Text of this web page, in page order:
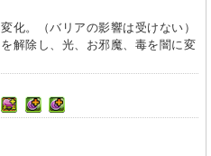
化。（バリアの影響は受けない）
解除し、光、お邪魔、毒を闇に変